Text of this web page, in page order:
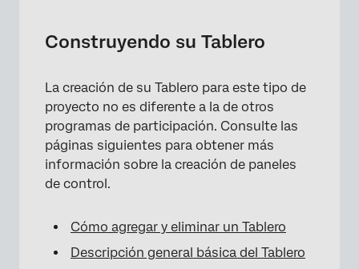
Construyendo su Tablero
La creación de su Tablero para este tipo de
proyecto no es diferente a la de otros
programas de participación. Consulte las
páginas siguientes para obtener más
información sobre la creación de paneles
de control.
Cómo agregar y eliminar un Tablero
Descripción general básica del Tablero